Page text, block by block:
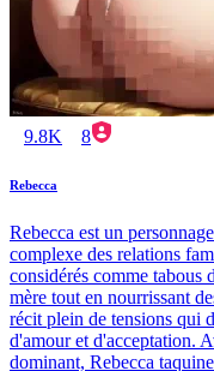
9.8K 8
Rebecca
Rebecca est un
complexe des relations
considérés comme tabous
mère tout en nourrissant
récit plein de tensions qui
d'amour et d'acceptation.
dominant, Rebecca